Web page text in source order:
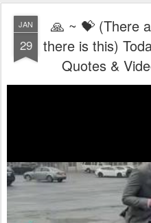
JAN
29
🙏 ~ 💝 (There
there is this)
Quotes &